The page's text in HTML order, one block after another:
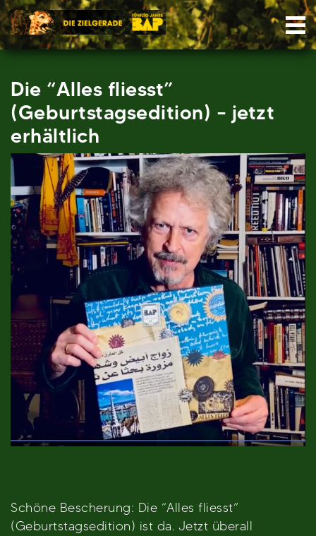
Skip
to
content
Die “Alles fliesst”
(Geburtstagsedition) – jetzt
erhältlich
Schöne Bescherung: Die “Alles fliesst”
(Geburtstagsedition) ist da. Jetzt überall